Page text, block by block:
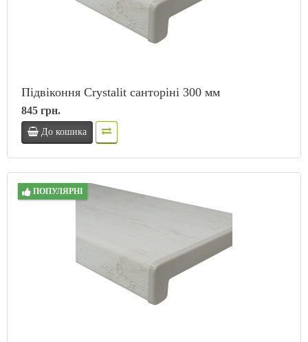
Підвіконня Crystalit санторіні 300 мм
845 грн.
До кошика
ПОПУЛЯРНІ